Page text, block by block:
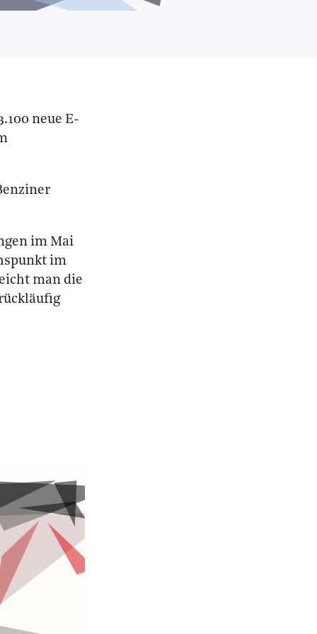
neue E-
im Mai
im
man die